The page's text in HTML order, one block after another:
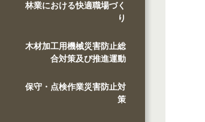
林業における快適職場づく
り
木材加工用機械災害防止総
合対策及び推進運動
保守・点検作業災害防止対
策